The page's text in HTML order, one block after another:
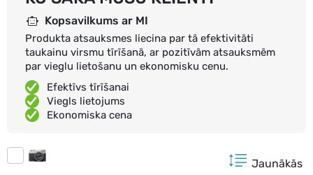
Kopsavilkums ar MI
Produkta atsauksmes liecina par tā efektivitāti
taukainu virsmu tīrīšanā, ar pozitīvām atsauksmēm
par vieglu lietošanu un ekonomisku cenu.
Efektīvs tīrīšanai
Viegls lietojums
Ekonomiska cena
Jaunākās